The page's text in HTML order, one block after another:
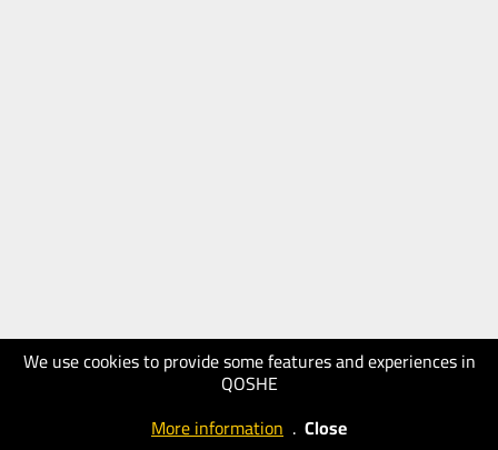
We use cookies to provide some features and experiences in
QOSHE
More information . Close